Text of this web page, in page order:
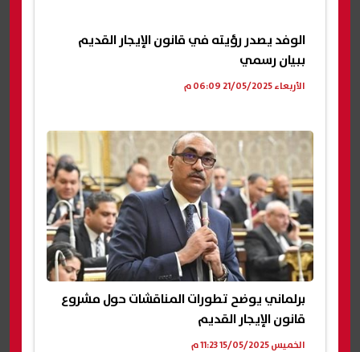
الوفد يصدر رؤيته في قانون الإيجار القديم
ببيان رسمي
الأربعاء 21/05/2025 06:09 م
برلماني يوضح تطورات المناقشات حول مشروع
قانون الإيجار القديم
الخميس 15/05/2025 11:23 م